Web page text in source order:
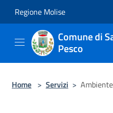
Regione Molise
Comune di
Pesco
Home > Servizi > Ambiente